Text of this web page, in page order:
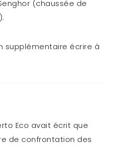
(chaussée de
supplémentaire écrire à
Eco avait écrit que
de confrontation des